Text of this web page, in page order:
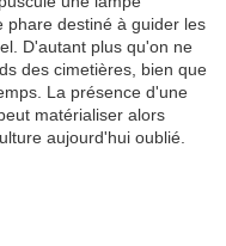
phare destiné à guider les
D'autant plus qu'on ne
des cimetières, bien que
La présence d'une
matérialiser alors
aujourd'hui oublié.